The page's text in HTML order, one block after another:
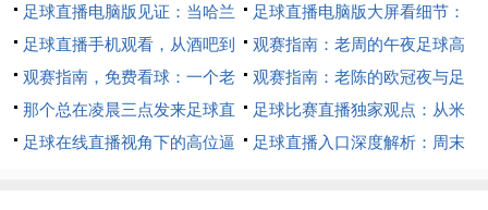
据流到战术板的视觉革命
瓜迪奥拉如何用“边后腰”肢解了
皇马
足球直播电脑版见证：当哈兰
德用数据碾碎一切战术幻想
足球直播电脑版大屏看细节：
瓜迪奥拉的“边后腰”陷阱，如何
用战术手术刀肢解对手
足球直播手机观看，从酒吧到
掌心，我的战术板从未熄灭
观赛指南：老周的午夜足球高
清直播守则
观赛指南，免费看球：一个老
球迷的二十年主场迁徙
观赛指南：老陈的欧冠夜与足
球高清直播的救赎
那个总在凌晨三点发来足球直
播链接的兄弟，数据复盘了我们
足球比赛直播独家观点：从米
兰王朝到曼城，技术迭代下的战
足球在线直播视角下的高位逼
足球直播入口深度解析：周末